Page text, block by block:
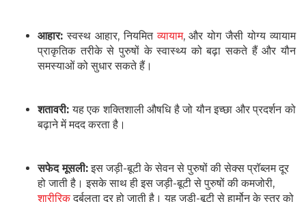
आहार: स्वस्थ आहार, नियमितव्यायाम, और योग जैसी योग्य व्यायाम
प्राकृतिक तरीके से पुरुषों के स्वास्थ्य को बढ़ा सकते हैं और यौन
समस्याओं को सुधार सकते हैं।
शतावरी: यह एक शक्तिशाली औषधि है जो यौन इच्छा और प्रदर्शन को
बढ़ाने में मदद करता है।
सफेद मूसली:इस जड़ी-बूटी के सेवन से पुरुषों की सेक्स प्रॉब्लम दूर
हो जाती है। इसके साथ ही इस जड़ी-बूटी से पुरुषों की कमजोरी,
शारीरिकदुर्बलता दूर हो जाती है। यह जड़ी-बूटी से हार्मोन के स्तर को